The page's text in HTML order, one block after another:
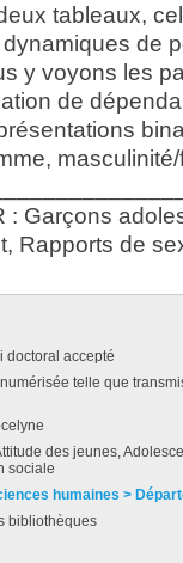
tableaux,
de
y voyons les
de
: Garçons
Rapports de
doctoral accepté
telle que
des jeunes,
sociale
humaines >
bibliothèques